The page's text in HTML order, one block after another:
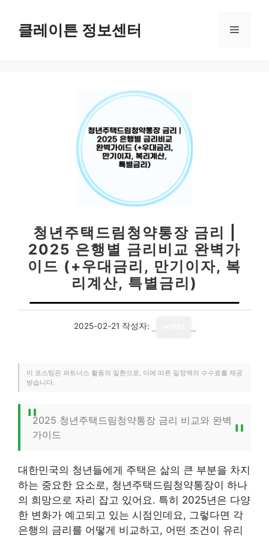
클레이튼 정보센터 메
청년주택드림청약통장 금리 |
2025 은행별 금리비교 완벽가
이드 (+우대금리, 만기이자, 복
리계산, 특별금리)
2025-02-21 작성자:
이 포스팅은 파트너스 활동의 일환으로, 이에 따른 일정액의 수수료를 제공
받습니다.
2025 청년주택드림청약통장 금리 비교와 완벽
가이드
대한민국의 청년들에게 주택은 삶의 큰 부분을 차지
하는 중요한 요소로, 청년주택드림청약통장이 하나
의 희망으로 자리 잡고 있어요. 특히 2025년은 다양
한 변화가 예고되고 있는 시점인데요, 그렇다면 각
은행의 금리를 어떻게 비교하고, 어떤 조건이 유리